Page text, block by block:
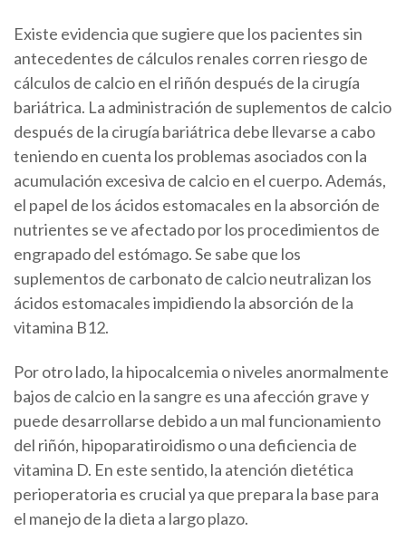
Existe evidencia que sugiere que los pacientes sin
antecedentes de cálculos renales corren riesgo de
cálculos de calcio en el riñón después de la cirugía
bariátrica. La administración de suplementos de calcio
después de la cirugía bariátrica debe llevarse a cabo
teniendo en cuenta los problemas asociados con la
acumulación excesiva de calcio en el cuerpo. Además,
el papel de los ácidos estomacales en la absorción de
nutrientes se ve afectado por los procedimientos de
engrapado del estómago. Se sabe que los
suplementos de carbonato de calcio neutralizan los
ácidos estomacales impidiendo la absorción de la
vitamina B12.
Por otro lado, la hipocalcemia o niveles anormalmente
bajos de calcio en la sangre es una afección grave y
puede desarrollarse debido a un mal funcionamiento
del riñón, hipoparatiroidismo o una deficiencia de
vitamina D. En este sentido, la atención dietética
perioperatoria es crucial ya que prepara la base para
el manejo de la dieta a largo plazo.